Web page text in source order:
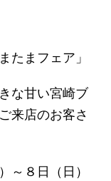
たまフェア」
な甘い宮崎ブ
来店のお客さ
～８日（日）